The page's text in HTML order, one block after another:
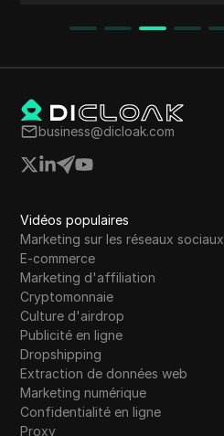
business@dicloak.com
Vidéos populaires
Marketing sur les réseaux sociaux
E-commerce
Marketing d'affiliation
Cryptomonnaie
Culture d'airdrop
Publicité en ligne
Dropshipping
Extraction de données web
Marketing numérique
Confidentialité en ligne
Proxy